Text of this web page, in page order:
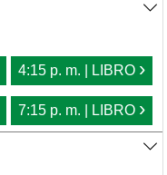
4:15 p. m. | LIBRO ›
7:15 p. m. | LIBRO ›